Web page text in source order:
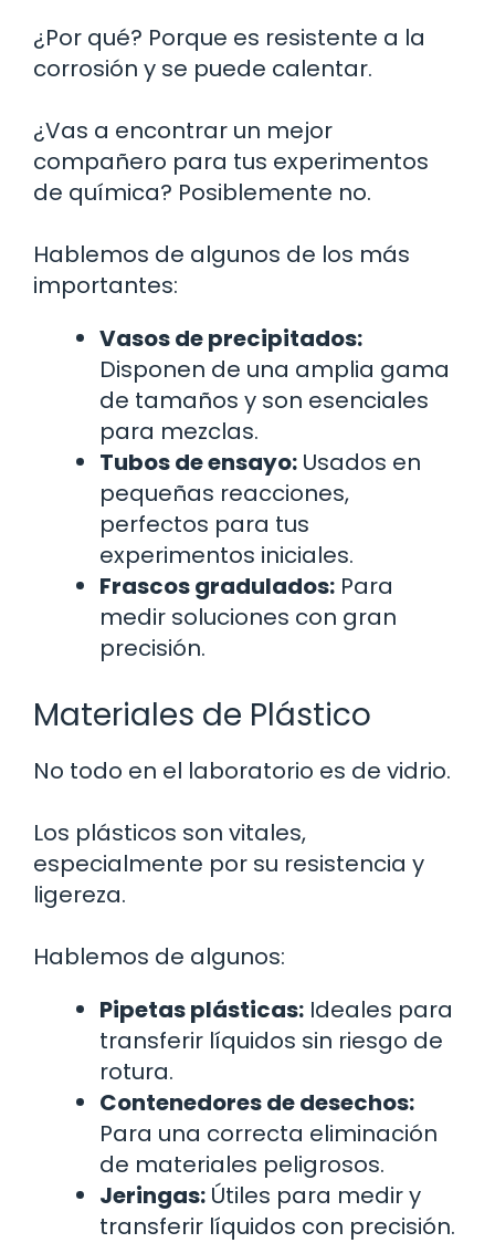
¿Por qué? Porque es resistente a la
corrosión y se puede calentar.
¿Vas a encontrar un mejor
compañero para tus experimentos
de química? Posiblemente no.
Hablemos de algunos de los más
importantes:
Vasos de precipitados:
Disponen de una amplia gama
de tamaños y son esenciales
para mezclas.
Tubos de ensayo: Usados en
pequeñas reacciones,
perfectos para tus
experimentos iniciales.
Frascos gradulados: Para
medir soluciones con gran
precisión.
Materiales de Plástico
No todo en el laboratorio es de vidrio.
Los plásticos son vitales,
especialmente por su resistencia y
ligereza.
Hablemos de algunos:
Pipetas plásticas: Ideales para
transferir líquidos sin riesgo de
rotura.
Contenedores de desechos:
Para una correcta eliminación
de materiales peligrosos.
Jeringas: Útiles para medir y
transferir líquidos con precisión.